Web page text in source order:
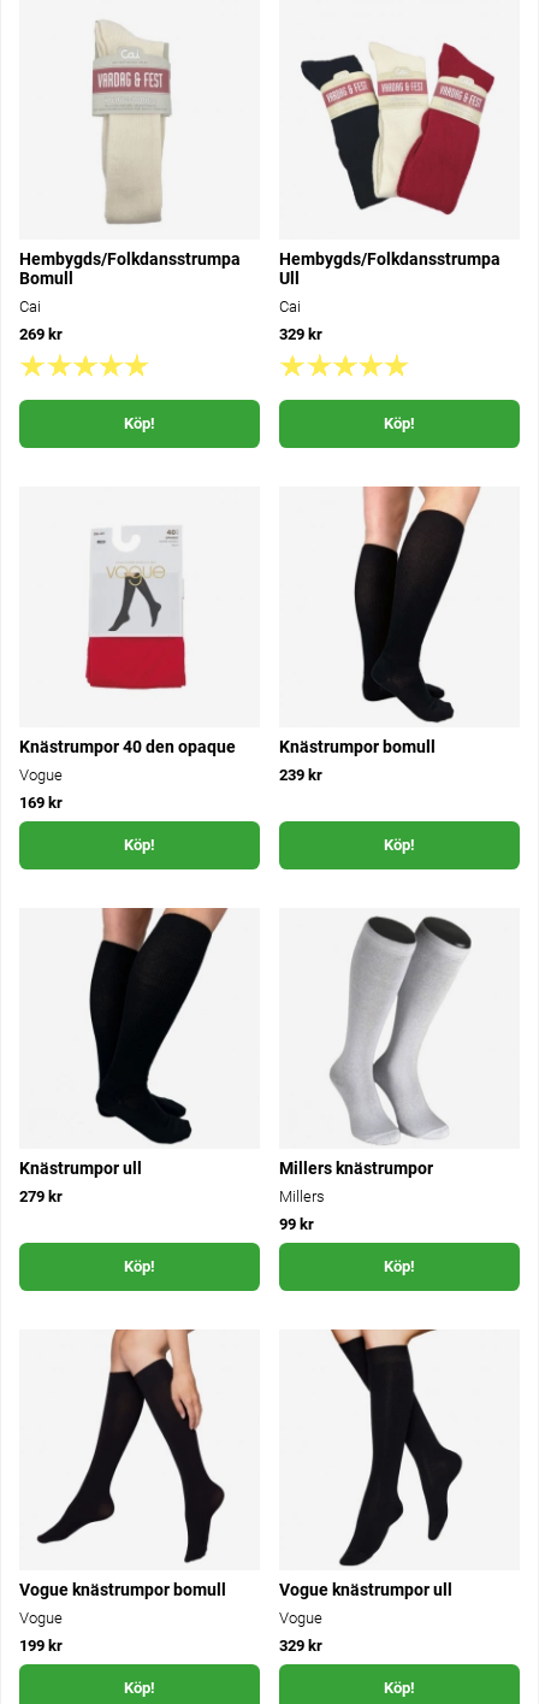
Hembygds/Folkdansstrumpa
Bomull
Cai
269 kr
Köp!
Hembygds/Folkdansstrumpa
Ull
Cai
329 kr
Köp!
Knästrumpor 40 den opaque
Vogue
169 kr
Köp!
Knästrumpor bomull
239 kr
Köp!
Knästrumpor ull
279 kr
Köp!
Millers knästrumpor
Millers
99 kr
Köp!
Vogue knästrumpor bomull
Vogue
199 kr
Köp!
Vogue knästrumpor ull
Vogue
329 kr
Köp!